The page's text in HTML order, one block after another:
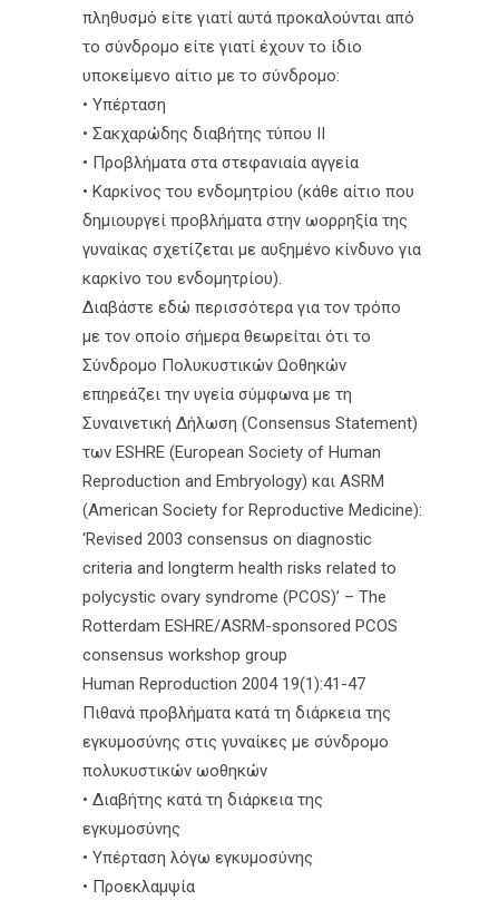
πληθυσμό είτε γιατί αυτά προκαλούνται από
το σύνδρομο είτε γιατί έχουν το ίδιο
υποκείμενο αίτιο με το σύνδρομο:
• Υπέρταση
• Σακχαρώδης διαβήτης τύπου ΙΙ
• Προβλήματα στα στεφανιαία αγγεία
• Καρκίνος του ενδομητρίου (κάθε αίτιο που
δημιουργεί προβλήματα στην ωορρηξία της
γυναίκας σχετίζεται με αυξημένο κίνδυνο για
καρκίνο του ενδομητρίου).
Διαβάστε εδώ περισσότερα για τον τρόπο
με τον οποίο σήμερα θεωρείται ότι το
Σύνδρομο Πολυκυστικών Ωοθηκών
επηρεάζει την υγεία σύμφωνα με τη
Συναινετική Δήλωση (Consensus Statement)
των ESHRE (European Society of Human
Reproduction and Embryology) και ASRM
(American Society for Reproductive Medicine):
‘Revised 2003 consensus on diagnostic
criteria and longterm health risks related to
polycystic ovary syndrome (PCOS)’ – The
Rotterdam ESHRE/ASRM-sponsored PCOS
consensus workshop group
Human Reproduction 2004 19(1):41-47
Πιθανά προβλήματα κατά τη διάρκεια της
εγκυμοσύνης στις γυναίκες με σύνδρομο
πολυκυστικών ωοθηκών
• Διαβήτης κατά τη διάρκεια της
εγκυμοσύνης
• Υπέρταση λόγω εγκυμοσύνης
• Προεκλαμψία